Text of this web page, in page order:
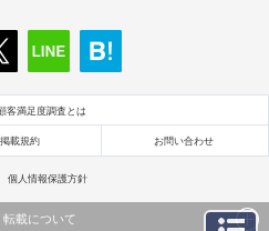
客満足度調査とは
掲載規約 お問い合わせ
個人情報保護方針
転載について